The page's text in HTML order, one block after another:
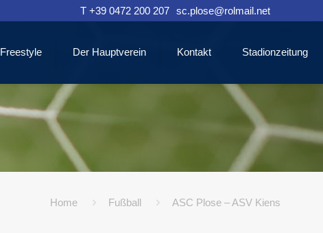
T +39 0472 200 207 sc.plose@rolmail.net
Freestyle Der Hauptverein Kontakt Stadionzeitung
Home Fußball ASC Plose – ASV Kiens